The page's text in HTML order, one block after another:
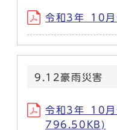
令和3年_10
9.12豪雨災害
令和3年_10月
796.50KB)